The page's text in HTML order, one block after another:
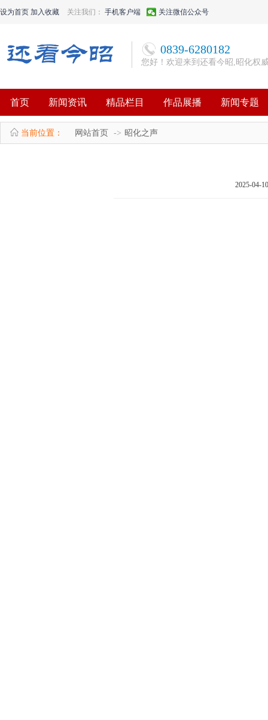
设为首页 加入收藏 关注我们： 手机客户端 关注微信公众号
0839-6280182
您好！欢迎来到还看今昭,昭化权
首页 新闻资讯 精品栏目 作品展播 新闻专题
当前位置： 网站首页 昭化之声
2025-04-10